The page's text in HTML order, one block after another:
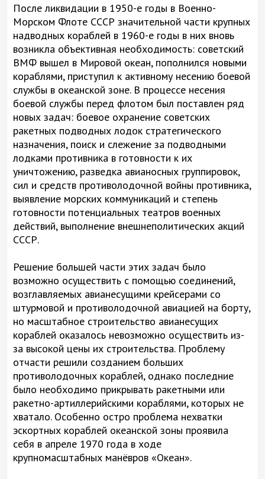
После ликвидации в 1950-е годы в Военно-
Морском Флоте СССР значительной части крупных
надводных кораблей в 1960-е годы в них вновь
возникла объективная необходимость: советский
ВМФ вышел в Мировой океан, пополнился новыми
кораблями, приступил к активному несению боевой
службы в океанской зоне. В процессе несения
боевой службы перед флотом был поставлен ряд
новых задач: боевое охранение советских
ракетных подводных лодок стратегического
назначения, поиск и слежение за подводными
лодками противника в готовности к их
уничтожению, разведка авианосных группировок,
сил и средств противолодочной войны противника,
выявление морских коммуникаций и степень
готовности потенциальных театров военных
действий, выполнение внешнеполитических акций
СССР.
Решение большей части этих задач было
возможно осуществить с помощью соединений,
возглавляемых авианесущими крейсерами со
штурмовой и противолодочной авиацией на борту,
но масштабное строительство авианесущих
кораблей оказалось невозможно осуществить из-
за высокой цены их строительства. Проблему
отчасти решили созданием больших
противолодочных кораблей, однако последние
было необходимо прикрывать ракетными или
ракетно-артиллерийскими кораблями, которых не
хватало. Особенно остро проблема нехватки
эскортных кораблей океанской зоны проявила
себя в апреле 1970 года в ходе
крупномасштабных манёвров «Океан».